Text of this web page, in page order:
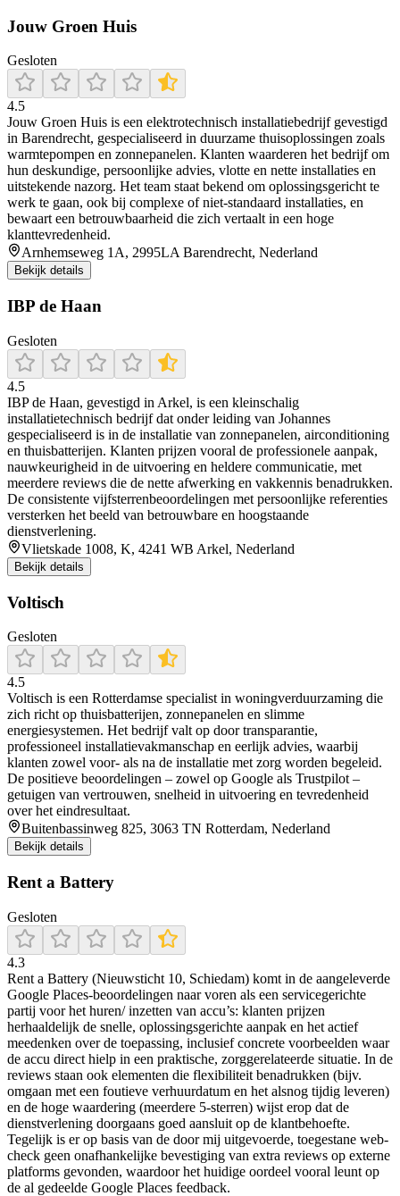
Jouw Groen Huis
Gesloten
4.5
Jouw Groen Huis is een elektrotechnisch installatiebedrijf gevestigd
in Barendrecht, gespecialiseerd in duurzame thuisoplossingen zoals
warmtepompen en zonnepanelen. Klanten waarderen het bedrijf om
hun deskundige, persoonlijke advies, vlotte en nette installaties en
uitstekende nazorg. Het team staat bekend om oplossingsgericht te
werk te gaan, ook bij complexe of niet-standaard installaties, en
bewaart een betrouwbaarheid die zich vertaalt in een hoge
klanttevredenheid.
Arnhemseweg 1A, 2995LA Barendrecht, Nederland
Bekijk details
IBP de Haan
Gesloten
4.5
IBP de Haan, gevestigd in Arkel, is een kleinschalig
installatietechnisch bedrijf dat onder leiding van Johannes
gespecialiseerd is in de installatie van zonnepanelen, airconditioning
en thuisbatterijen. Klanten prijzen vooral de professionele aanpak,
nauwkeurigheid in de uitvoering en heldere communicatie, met
meerdere reviews die de nette afwerking en vakkennis benadrukken.
De consistente vijfsterrenbeoordelingen met persoonlijke referenties
versterken het beeld van betrouwbare en hoogstaande
dienstverlening.
Vlietskade 1008, K, 4241 WB Arkel, Nederland
Bekijk details
Voltisch
Gesloten
4.5
Voltisch is een Rotterdamse specialist in woningverduurzaming die
zich richt op thuisbatterijen, zonnepanelen en slimme
energiesystemen. Het bedrijf valt op door transparantie,
professioneel installatievakmanschap en eerlijk advies, waarbij
klanten zowel voor- als na de installatie met zorg worden begeleid.
De positieve beoordelingen – zowel op Google als Trustpilot –
getuigen van vertrouwen, snelheid in uitvoering en tevredenheid
over het eindresultaat.
Buitenbassinweg 825, 3063 TN Rotterdam, Nederland
Bekijk details
Rent a Battery
Gesloten
4.3
Rent a Battery (Nieuwsticht 10, Schiedam) komt in de aangeleverde
Google Places-beoordelingen naar voren als een servicegerichte
partij voor het huren/ inzetten van accu’s: klanten prijzen
herhaaldelijk de snelle, oplossingsgerichte aanpak en het actief
meedenken over de toepassing, inclusief concrete voorbeelden waar
de accu direct hielp in een praktische, zorggerelateerde situatie. In de
reviews staan ook elementen die flexibiliteit benadrukken (bijv.
omgaan met een foutieve verhuurdatum en het alsnog tijdig leveren)
en de hoge waardering (meerdere 5-sterren) wijst erop dat de
dienstverlening doorgaans goed aansluit op de klantbehoefte.
Tegelijk is er op basis van de door mij uitgevoerde, toegestane web-
check geen onafhankelijke bevestiging van extra reviews op externe
platforms gevonden, waardoor het huidige oordeel vooral leunt op
de al gedeelde Google Places feedback.